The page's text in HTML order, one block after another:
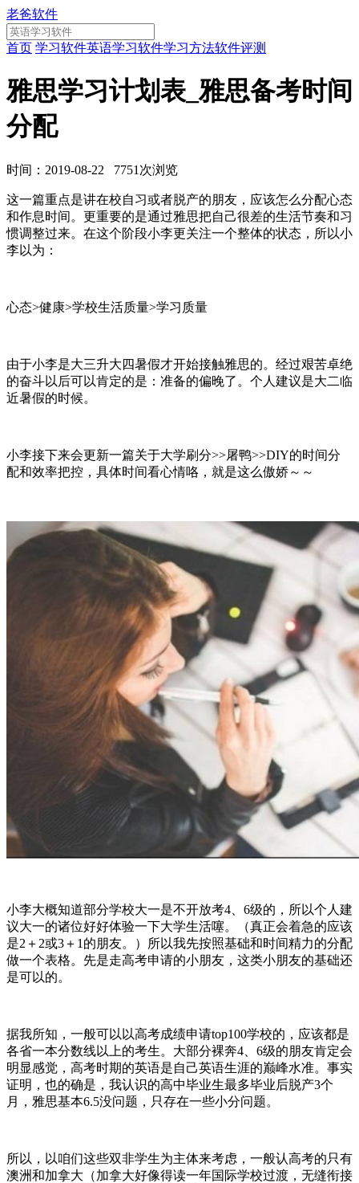
老爸软件
首页 学习软件英语学习软件学习方法软件评测
雅思学习计划表_雅思备考时间
分配
时间：2019-08-22 7751次浏览
这一篇重点是讲在校自习或者脱产的朋友，应该怎么分配心态
和作息时间。更重要的是通过雅思把自己很差的生活节奏和习
惯调整过来。在这个阶段小李更关注一个整体的状态，所以小
李以为：
心态>健康>学校生活质量>学习质量
由于小李是大三升大四暑假才开始接触雅思的。经过艰苦卓绝
的奋斗以后可以肯定的是：准备的偏晚了。个人建议是大二临
近暑假的时候。
小李接下来会更新一篇关于大学刷分>>屠鸭>>DIY的时间分
配和效率把控，具体时间看心情咯，就是这么傲娇～～
小李大概知道部分学校大一是不开放考4、6级的，所以个人建
议大一的诸位好好体验一下大学生活噻。（真正会着急的应该
是2＋2或3＋1的朋友。）所以我先按照基础和时间精力的分配
做一个表格。先是走高考申请的小朋友，这类小朋友的基础还
是可以的。
据我所知，一般可以以高考成绩申请top100学校的，应该都是
各省一本分数线以上的考生。大部分裸奔4、6级的朋友肯定会
明显感觉，高考时期的英语是自己英语生涯的巅峰水准。事实
证明，也的确是，我认识的高中毕业生最多毕业后脱产3个
月，雅思基本6.5没问题，只存在一些小分问题。
所以，以咱们这些双非学生为主体来考虑，一般认高考的只有
澳洲和加拿大（加拿大好像得读一年国际学校过渡，无缝衔接